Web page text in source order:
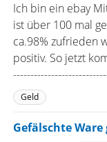
Ich bin ein ebay
ist über 100 mal
ca.98% zufrieden
positiv. So jetzt
Geld
Gefälschte